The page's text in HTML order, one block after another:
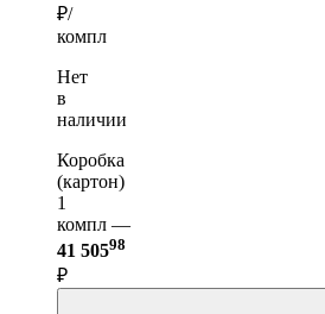
₽/
компл
Нет
в
наличии
Коробка
(картон)
1
компл —
41 50598
₽